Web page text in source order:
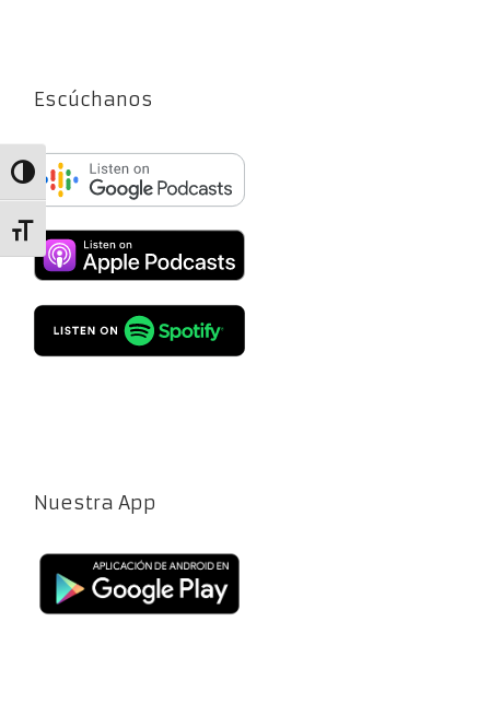
Alternar alto contraste
Alternar tamaño de letra
Escúchanos
Nuestra App